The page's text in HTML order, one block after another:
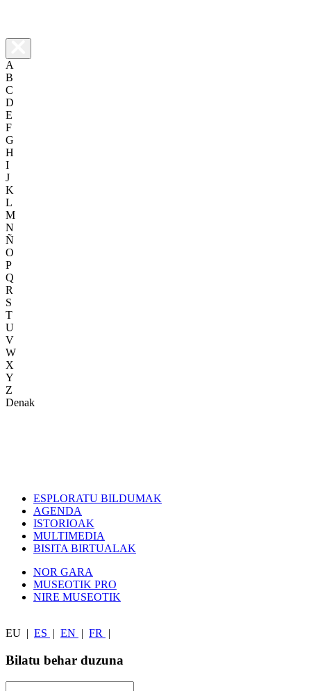
A
B
C
D
E
F
G
H
I
J
K
L
M
N
Ñ
O
P
Q
R
S
T
U
V
W
X
Y
Z
Denak
ESPLORATU BILDUMAK
AGENDA
ISTORIOAK
MULTIMEDIA
BISITA BIRTUALAK
NOR GARA
MUSEOTIK PRO
NIRE MUSEOTIK
EU ES EN FR
Bilatu behar duzuna